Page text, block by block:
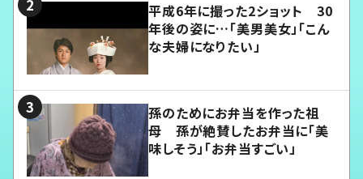
平成6年に撮った2ショット 30
年後の姿に…「美男美女」「こん
な夫婦になりたい」
孫のためにお弁当を作った祖
母 孫が絶賛したお弁当に「美
味しそう」「お弁当すごい」